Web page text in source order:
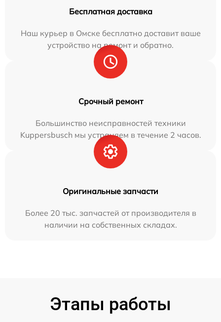
Бесплатная доставка
Наш курьер в Омске бесплатно доставит ваше
устройство на ремонт и обратно.
Срочный ремонт
Большинство неисправностей техники
Kuppersbusch мы устраняем в течение 2 часов.
Оригинальные запчасти
Более 20 тыс. запчастей от производителя в
наличии на собственных складах.
Этапы работы